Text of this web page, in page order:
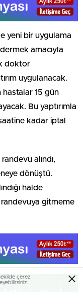
yeni bir uygulama
amacıyla
doktor
uygulanacak.
hastalar 15 gün
Bu yaptırımla
kadar iptal
alındı,
dönüştü.
halde
gitmeme
çerez